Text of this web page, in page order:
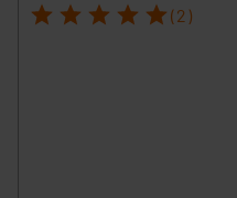
1 2 3 4 5 (2)